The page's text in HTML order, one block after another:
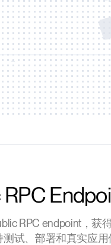
RPC endpoint，
试、部署和真实应用